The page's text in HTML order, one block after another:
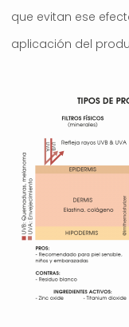
que evitan ese
aplicación del